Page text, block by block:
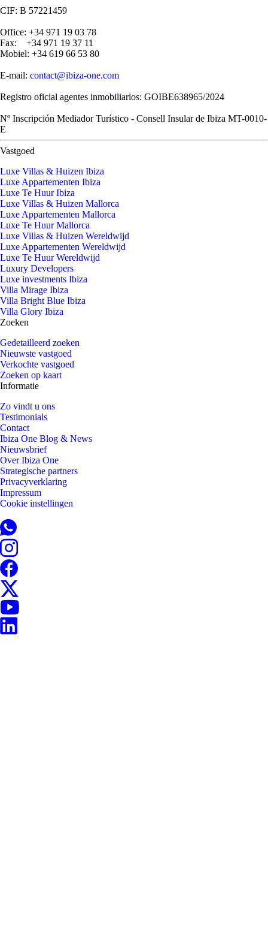
CIF: B 57221459
Office: +34 971 19 03 78
Fax: +34 971 19 37 11
Mobiel: +34 619 66 53 80
E-mail: contact@ibiza-one.com
Registro oficial agentes inmobiliarios: GOIBE638965/2024
Nº Inscripción Mediador Turístico - Consell Insular de Ibiza MT-0010-
E
Vastgoed
Luxe Villas & Huizen Ibiza
Luxe Appartementen Ibiza
Luxe Te Huur Ibiza
Luxe Villas & Huizen Mallorca
Luxe Appartementen Mallorca
Luxe Te Huur Mallorca
Luxe Villas & Huizen Wereldwijd
Luxe Appartementen Wereldwijd
Luxe Te Huur Wereldwijd
Luxury Developers
Luxe investments Ibiza
Villa Mirage Ibiza
Villa Bright Blue Ibiza
Villa Glory Ibiza
Zoeken
Gedetailleerd zoeken
Nieuwste vastgoed
Verkochte vastgoed
Zoeken op kaart
Informatie
Zo vindt u ons
Testimonials
Contact
Ibiza One Blog & News
Nieuwsbrief
Over Ibiza One
Strategische partners
Privacyverklaring
Impressum
Cookie instellingen